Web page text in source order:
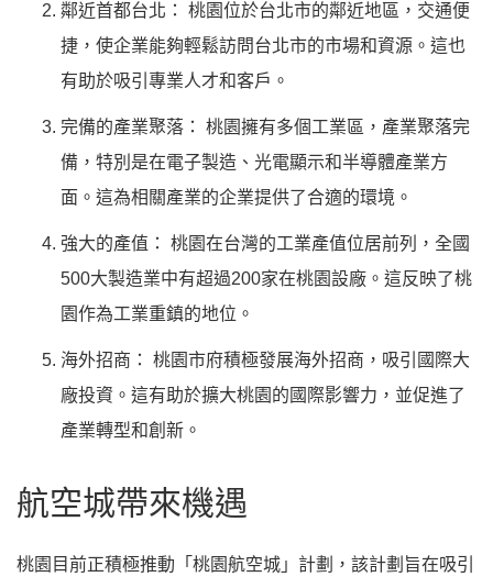
鄰近首都台北：
桃園位於台北市的鄰近地區，交通便
捷，使企業能夠輕鬆訪問台北市的市場和資源。這也
有助於吸引專業人才和客戶。
完備的產業聚落：
桃園擁有多個工業區，產業聚落完
備，特別是在電子製造、光電顯示和半導體產業方
面。這為相關產業的企業提供了合適的環境。
強大的產值：
桃園在台灣的工業產值位居前列，全國
500大製造業中有超過200家在桃園設廠。這反映了桃
園作為工業重鎮的地位。
海外招商：
桃園市府積極發展海外招商，吸引國際大
廠投資。這有助於擴大桃園的國際影響力，並促進了
產業轉型和創新。
航空城帶來機遇
桃園目前正積極推動「桃園航空城」計劃，該計劃旨在吸引